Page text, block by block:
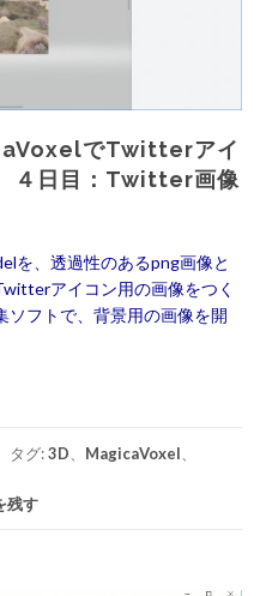
でTwitterアイ
４日目：Twitter画像
を、透過性のあるpng画像と
アイコン用の画像をつく
ソフトで、背景用の画像を開
タグ:3D、 MagicaVoxel、
残す